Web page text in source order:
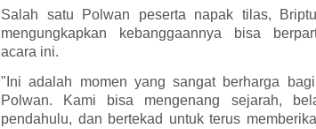
Salah satu Polwan peserta napak tilas,
mengungkapkan kebanggaannya bisa
acara ini.
"Ini adalah momen yang sangat berharga
Polwan. Kami bisa mengenang sejarah,
pendahulu, dan bertekad untuk terus